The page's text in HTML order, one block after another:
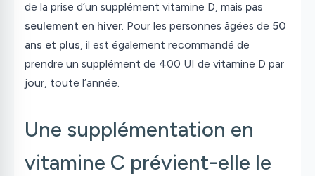
de la prise d’un supplément vitamine D, mais pas
seulement en hiver. Pour les personnes âgées de 50
ans et plus , il est également recommandé de
prendre un supplément de 400 UI de vitamine D par
jour, toute l’année.
Une supplémentation en
vitamine C prévient-elle le